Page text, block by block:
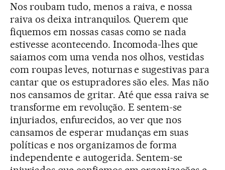
Nos roubam tudo, menos a raiva, e nossa
raiva os deixa intranquilos. Querem que
fiquemos em nossas casas como se nada
estivesse acontecendo. Incomoda-lhes que
saiamos com uma venda nos olhos, vestidas
com roupas leves, noturnas e sugestivas para
cantar que os estupradores são eles. Mas não
nos cansamos de gritar. Até que essa raiva se
transforme em revolução. E sentem-se
injuriados, enfurecidos, ao ver que nos
cansamos de esperar mudanças em suas
políticas e nos organizamos de forma
independente e autogerida. Sentem-se